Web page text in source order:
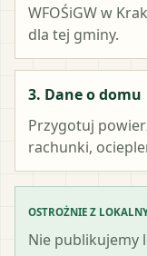
WFOŚiGW w
dla tej gminy.
3. Dane o domu
Przygotuj
rachunki,
OSTROŻNIE Z
Nie publikujemy